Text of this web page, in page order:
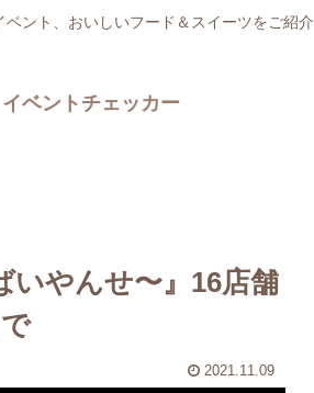
ベント、おいしいフード＆スイーツをご紹介
イベントチェッカー
いやんせ〜』16店舗
2021.11.09